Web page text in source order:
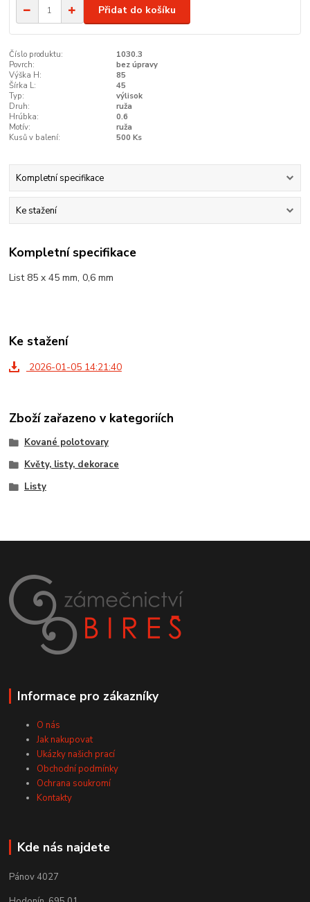
Přidat do košíku
Číslo produktu:
1030.3
Povrch:
bez úpravy
Výška H:
85
Šírka L:
45
Typ:
výlisok
Druh:
ruža
Hrúbka:
0.6
Motív:
ruža
Kusů v balení:
500 Ks
Kompletní specifikace
Ke stažení
Kompletní specifikace
List 85 x 45 mm, 0,6 mm
Ke stažení
2026-01-05 14:21:40
Zboží zařazeno v kategoriích
Kované polotovary
Květy, listy, dekorace
Listy
Informace pro zákazníky
O nás
Jak nakupovat
Ukázky našich prací
Obchodní podmínky
Ochrana soukromí
Kontakty
Kde nás najdete
Pánov 4027